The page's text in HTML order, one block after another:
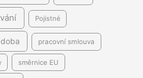
Pojistné
pracovní smlouva
směrnice EU